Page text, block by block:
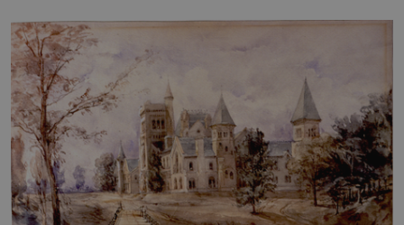
postupují podél Kaspického a Azovského moře,